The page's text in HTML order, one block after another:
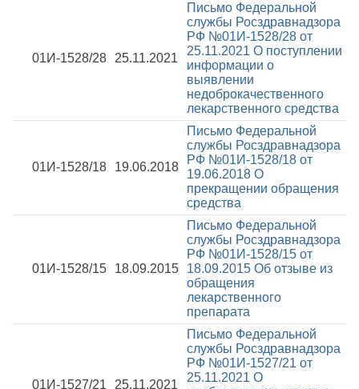
01И-1528/28 25.11.2021
Письмо Федеральной
службы Росздравнадзора
РФ №01И-1528/28 от
25.11.2021 О поступлении
информации о
выявлении
недоброкачественного
лекарственного средства
01И-1528/18 19.06.2018
Письмо Федеральной
службы Росздравнадзора
РФ №01И-1528/18 от
19.06.2018 О
прекращении обращения
средства
01И-1528/15 18.09.2015
Письмо Федеральной
службы Росздравнадзора
РФ №01И-1528/15 от
18.09.2015 Об отзыве из
обращения
лекарственного
препарата
01И-1527/21 25.11.2021
Письмо Федеральной
службы Росздравнадзора
РФ №01И-1527/21 от
25.11.2021 О